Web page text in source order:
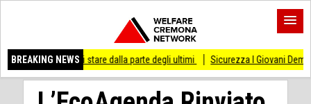
BREAKING NEWS
di stare dalla parte degli ultimi Sicurezza I Giovani Democratici